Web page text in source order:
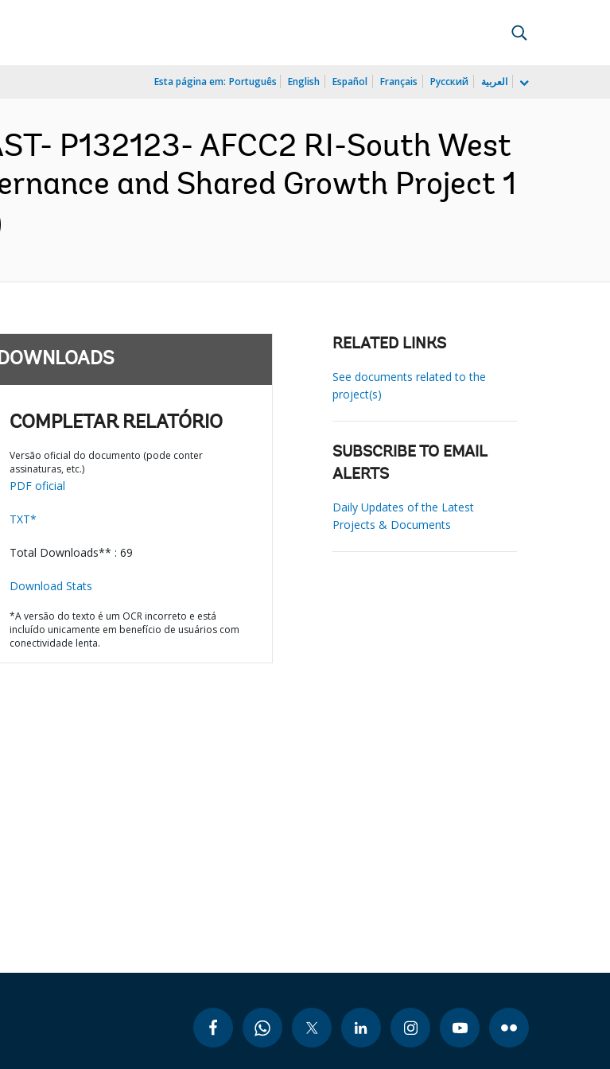
Esta página em: Português English Español Français Русский العربية
P132123- AFCC2 RI-South West
and Shared Growth Project 1
COMPLETAR RELATÓRIO
Versão oficial do documento (pode conter
assinaturas, etc.)
PDF oficial
TXT*
Total Downloads** : 69
Download Stats
*A versão do texto é um OCR incorreto e está
incluído unicamente em benefício de usuários com
conectividade lenta.
RELATED LINKS
See documents related to the
project(s)
SUBSCRIBE TO EMAIL
ALERTS
Daily Updates of the Latest
Projects & Documents